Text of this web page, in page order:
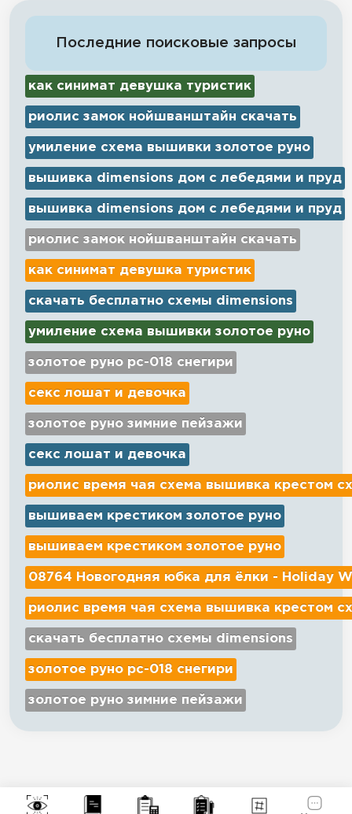
Последние поисковые запросы
как синимат девушка туристик
риолис замок нойшванштайн скачать
умиление схема вышивки золотое руно
вышивка dimensions дом с лебедями и пруд
вышивка dimensions дом с лебедями и пруд
риолис замок нойшванштайн скачать
как синимат девушка туристик
скачать бесплатно схемы dimensions
умиление схема вышивки золотое руно
золотое руно рс-018 снегири
секс лошат и девочка
золотое руно зимние пейзажи
секс лошат и девочка
риолис время чая схема вышивка крестом
вышиваем крестиком золотое руно
вышиваем крестиком золотое руно
08764 Новогодняя юбка для ёлки - Holiday
риолис время чая схема вышивка крестом
скачать бесплатно схемы dimensions
золотое руно рс-018 снегири
золотое руно зимние пейзажи